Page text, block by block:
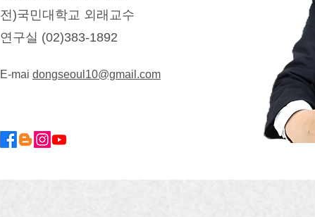
​전)국민대학교 외래교수
​연구실 (02)383-1892
E-mai dongseoul10@gmail.com